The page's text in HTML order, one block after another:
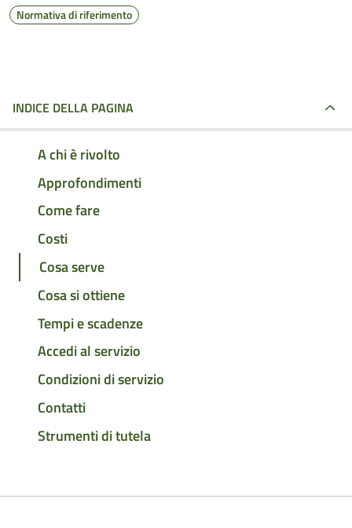
Normativa di riferimento
INDICE DELLA PAGINA
A chi è rivolto
Approfondimenti
Come fare
Costi
Cosa serve
Cosa si ottiene
Tempi e scadenze
Accedi al servizio
Condizioni di servizio
Contatti
Strumenti di tutela